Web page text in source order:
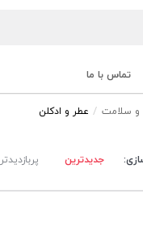
تماس با ما
و سلامت عطر و ادکلن
جدیدترین